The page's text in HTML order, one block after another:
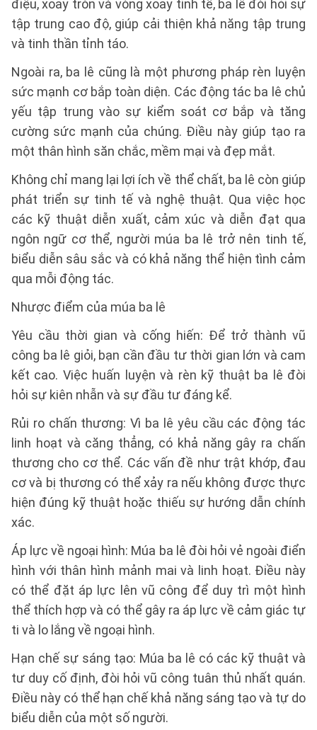
điệu, xoay tròn và vòng xoay tinh tế, ba lê đòi hỏi sự
tập trung cao độ, giúp cải thiện khả năng tập trung
và tinh thần tỉnh táo.
Ngoài ra, ba lê cũng là một phương pháp rèn luyện
sức mạnh cơ bắp toàn diện. Các động tác ba lê chủ
yếu tập trung vào sự kiểm soát cơ bắp và tăng
cường sức mạnh của chúng. Điều này giúp tạo ra
một thân hình săn chắc, mềm mại và đẹp mắt.
Không chỉ mang lại lợi ích về thể chất, ba lê còn giúp
phát triển sự tinh tế và nghệ thuật. Qua việc học
các kỹ thuật diễn xuất, cảm xúc và diễn đạt qua
ngôn ngữ cơ thể, người múa ba lê trở nên tinh tế,
biểu diễn sâu sắc và có khả năng thể hiện tình cảm
qua mỗi động tác.
Nhược điểm của múa ba lê
Yêu cầu thời gian và cống hiến: Để trở thành vũ
công ba lê giỏi, bạn cần đầu tư thời gian lớn và cam
kết cao. Việc huấn luyện và rèn kỹ thuật ba lê đòi
hỏi sự kiên nhẫn và sự đầu tư đáng kể.
Rủi ro chấn thương: Vì ba lê yêu cầu các động tác
linh hoạt và căng thẳng, có khả năng gây ra chấn
thương cho cơ thể. Các vấn đề như trật khớp, đau
cơ và bị thương có thể xảy ra nếu không được thực
hiện đúng kỹ thuật hoặc thiếu sự hướng dẫn chính
xác.
Áp lực về ngoại hình: Múa ba lê đòi hỏi vẻ ngoài điển
hình với thân hình mảnh mai và linh hoạt. Điều này
có thể đặt áp lực lên vũ công để duy trì một hình
thể thích hợp và có thể gây ra áp lực về cảm giác tự
ti và lo lắng về ngoại hình.
Hạn chế sự sáng tạo: Múa ba lê có các kỹ thuật và
tư duy cố định, đòi hỏi vũ công tuân thủ nhất quán.
Điều này có thể hạn chế khả năng sáng tạo và tự do
biểu diễn của một số người.